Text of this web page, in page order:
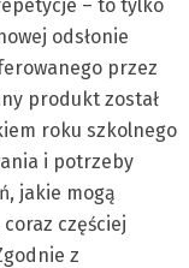
– to tylko
odsłonie
przez
produkt został
roku szkolnego
i potrzeby
jakie mogą
częściej
z